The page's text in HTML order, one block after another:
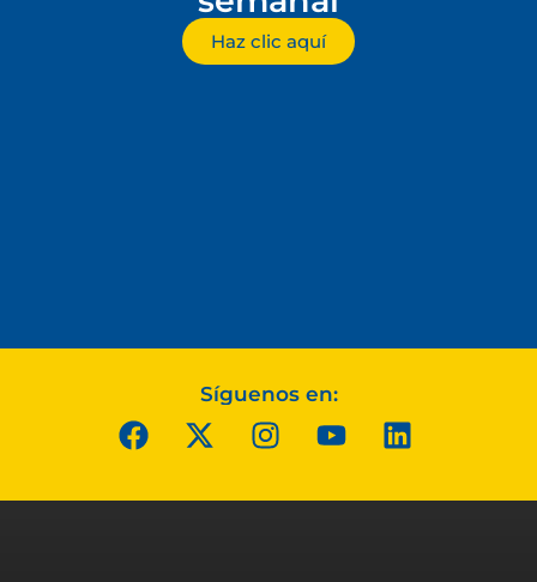
Haz clic aquí
Síguenos en: